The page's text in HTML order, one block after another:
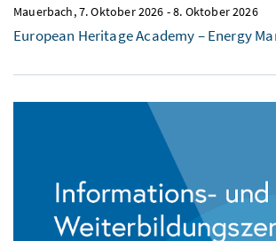
Mauerbach,7. Oktober 2026 -8. Oktober 2026
European Heritage Academy – Energy